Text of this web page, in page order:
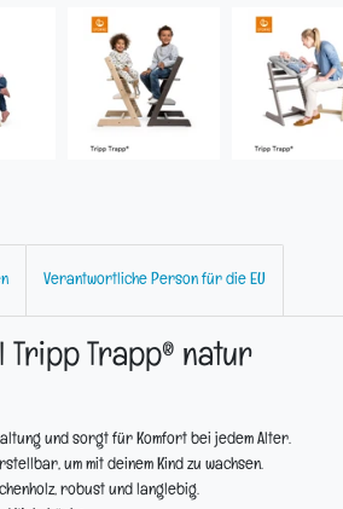
Verantwortliche Person für die EU
Tripp Trapp® natur
und sorgt für Komfort bei jedem Alter.
um mit deinem Kind zu wachsen.
robust und langlebig.